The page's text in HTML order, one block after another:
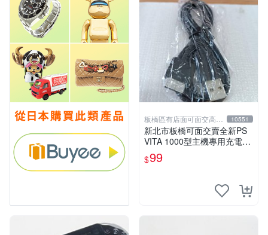
板橋區有店面可面交高價
回收電玩
10551
新北市板橋可面交賣全新PS
VITA 1000型主機專用充電
線....超便宜只賣99元
$99